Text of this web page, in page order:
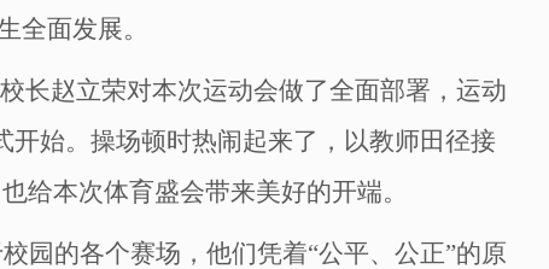
全面发展。
长赵立荣对本次运动会做了全面部署，运动
开始。操场顿时热闹起来了，以教师田径接
给本次体育盛会带来美好的开端。
园的各个赛场，他们凭着“公平、公正”的原